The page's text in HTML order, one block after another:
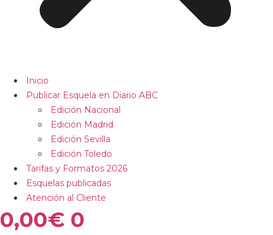
Inicio
Publicar Esquela en Diario ABC
Edición Nacional
Edición Madrid
Edición Sevilla
Edición Toledo
Tarifas y Formatos 2026
Esquelas publicadas
Atención al Cliente
0,00€ 0